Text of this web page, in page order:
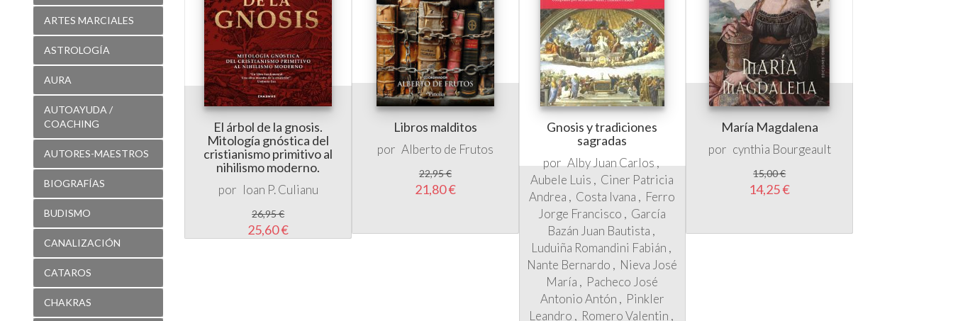
AURA
AUTOAYUDA /
COACHING
AUTORES-MAESTROS
BIOGRAFÍAS
BUDISMO
CANALIZACIÓN
CATAROS
CHAKRAS
CHAMANISMO
CHI KUNG
El árbol de la gnosis.
Mitología gnóstica del
cristianismo primitivo al
nihilismo moderno.
por Ioan P. Culianu
26,95 €
25,60 €
Libros malditos
por Alberto de Frutos
22,95 €
21,80 €
Gnosis y tradiciones
sagradas
por Alby Juan Carlos
Aubele Luis
Ciner Patricia
Andrea
Costa Ivana
Ferro
Bazán Juan Bautista
Luduiña Romandini Fabián
Nante Bernardo
Nieva José
María
Pacheco José
Antonio Antón
Pinkler
Leandro
Romero Valentin
Sigweed Mark Vittor Luis
Alberto
21,00 €
María Magdalena
por cynthia Bourgeault
15,00 €
14,25 €